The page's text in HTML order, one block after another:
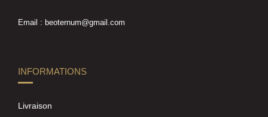
Email : beoternum@gmail.com
INFORMATIONS
Livraison